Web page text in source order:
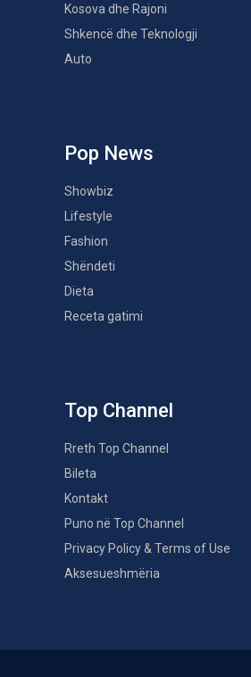
Kosova dhe Rajoni
Shkencë dhe Teknologji
Auto
Pop News
Showbiz
Lifestyle
Fashion
Shëndeti
Dieta
Receta gatimi
Top Channel
Rreth Top Channel
Bileta
Kontakt
Puno në Top Channel
Privacy Policy & Terms of Use
Aksesueshmëria